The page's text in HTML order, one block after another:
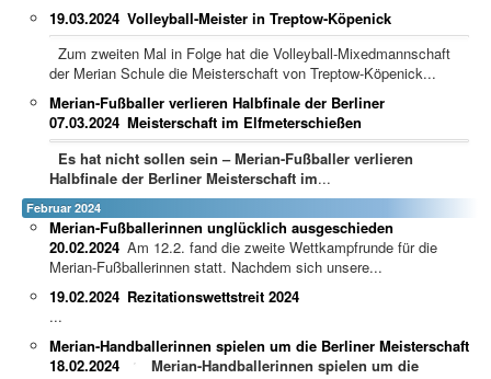
Volleyball-Meister in Treptow-Köpenick
19.03.2024
Zum zweiten Mal in Folge hat die Volleyball-Mixedmannschaft
der Merian Schule die Meisterschaft von Treptow-Köpenick...
Merian-Fußballer verlieren Halbfinale der Berliner
Meisterschaft im Elfmeterschießen
07.03.2024
Es hat nicht sollen sein – Merian-Fußballer verlieren
Halbfinale der Berliner Meisterschaft im...
Februar 2024
Merian-Fußballerinnen unglücklich ausgeschieden
20.02.2024 Am 12.2. fand die zweite Wettkampfrunde für die
Merian-Fußballerinnen statt. Nachdem sich unsere...
Rezitationswettstreit 2024
19.02.2024
...
Merian-Handballerinnen spielen um die Berliner Meisterschaft
18.02.2024
Merian-Handballerinnen spielen um die